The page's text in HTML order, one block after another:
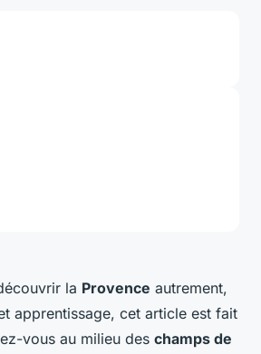
la Provence autrement,
apprentissage, cet article est fait
vous au milieu des champs de